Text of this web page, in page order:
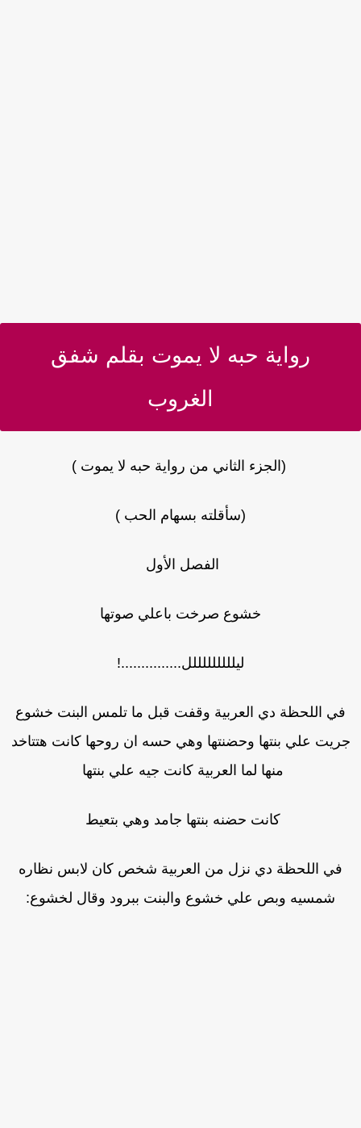
رواية حبه لا يموت بقلم شفق
الغروب
(الجزء الثاني من رواية حبه لا يموت )
(سأقلته بسهام الحب )
الفصل الأول
خشوع صرخت باعلي صوتها
ليلللللللللل...............!
في اللحظة دي العربية وقفت قبل ما تلمس البنت خشوع
علي بنتها وحضنتها وهي حسه ان روحها كانت هتتاخد
منها لما العربية كانت جيه علي بنتها
كانت حضنه بنتها جامد وهي بتعيط
في اللحظة دي نزل من العربية شخص كان لابس نظاره
شمسيه وبص علي خشوع والبنت ببرود وقال لخشوع: